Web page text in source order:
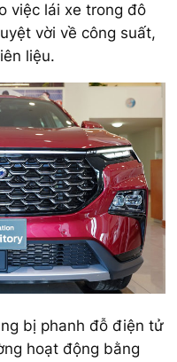
việc lái xe trong đô
vời về công suất,
liệu.
bị phanh đỗ điện tử
hoạt động bằng